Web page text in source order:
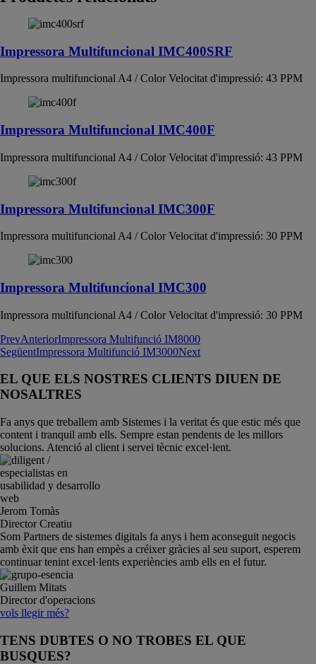
Impressora Multifuncional IMC400SRF
Impressora multifuncional A4 / Color Velocitat d'impressió: 43 PPM
Impressora Multifuncional IMC400F
Impressora multifuncional A4 / Color Velocitat d'impressió: 43 PPM
Impressora Multifuncional IMC300F
Impressora multifuncional A4 / Color Velocitat d'impressió: 30 PPM
Impressora Multifuncional IMC300
Impressora multifuncional A4 / Color Velocitat d'impressió: 30 PPM
PrevAnteriorImpressora Multifunció IM8000
SegüentImpressora Multifunció IM3000Next
EL QUE ELS NOSTRES CLIENTS DIUEN DE
NOSALTRES
Fa anys que treballem amb Sistemes i la veritat és que estic més que
content i tranquil amb ells. Sempre estan pendents de les millors
solucions. Atenció al client i servei tècnic excel·lent.
Jerom Tomàs
Director Creatiu
Som Partners de sistemes digitals fa anys i hem aconseguit negocis
amb èxit que ens han empès a créixer gràcies al seu suport, esperem
continuar tenint excel·lents experiències amb ells en el futur.
Guillem Mitats
Director d'operacions
vols llegir més?
TENS DUBTES O NO TROBES EL QUE
BUSQUES?